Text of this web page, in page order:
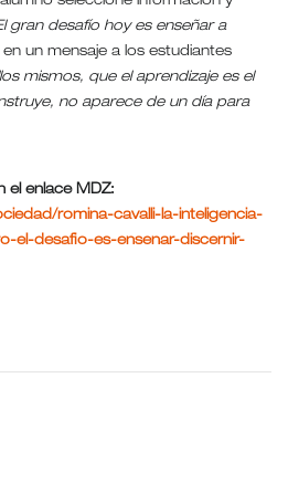
gran desafío hoy es enseñar a
un mensaje a los estudiantes
mismos, que el aprendizaje es el
no aparece de un día para
el enlace MDZ:
romina-cavalli-la-inteligencia-
el-desafio-es-ensenar-discernir-